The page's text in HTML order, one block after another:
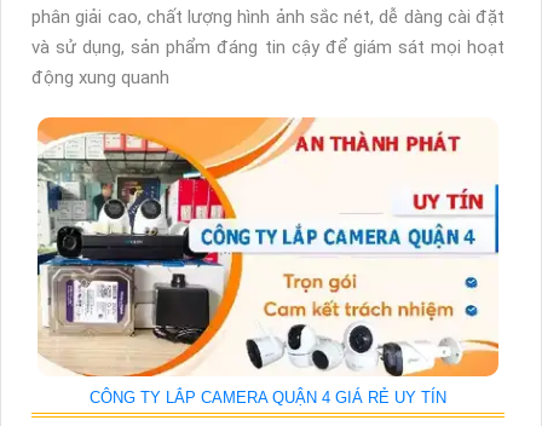
phân giải cao, chất lượng hình ảnh sắc nét, dễ dàng cài đặt
và sử dụng, sản phẩm đáng tin cậy để giám sát mọi hoạt
động xung quanh
CÔNG TY LẮP CAMERA QUẬN 4 GIÁ RẺ UY TÍN